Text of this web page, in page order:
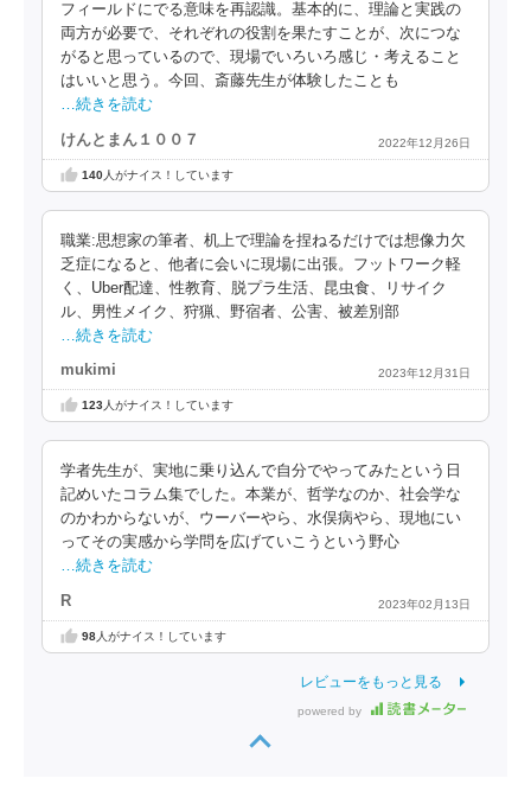
フィールドにでる意味を再認識。基本的に、理論と実践の
両方が必要で、それぞれの役割を果たすことが、次につな
がると思っているので、現場でいろいろ感じ・考えること
はいいと思う。今回、斎藤先生が体験したことも
…続きを読む
けんとまん１００７ 2022年12月26日
140人がナイス！しています
職業:思想家の筆者、机上で理論を捏ねるだけでは想像力欠
乏症になると、他者に会いに現場に出張。フットワーク軽
く、Uber配達、性教育、脱プラ生活、昆虫食、リサイク
ル、男性メイク、狩猟、野宿者、公害、被差別部
…続きを読む
mukimi 2023年12月31日
123人がナイス！しています
学者先生が、実地に乗り込んで自分でやってみたという日
記めいたコラム集でした。本業が、哲学なのか、社会学な
のかわからないが、ウーバーやら、水俣病やら、現地にい
ってその実感から学問を広げていこうという野心
…続きを読む
R 2023年02月13日
98人がナイス！しています
レビューをもっと見る
powered by